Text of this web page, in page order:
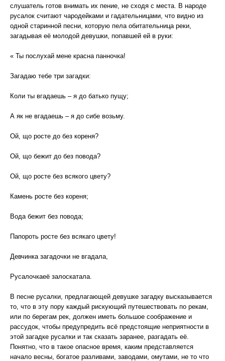
слушатель готов внимать их пение, не сходя с места. В народе
русалок считают чародейками и гадательницами, что видно из
одной старинной песни, которую пела обитательница реки,
загадывая её молодой девушки, попавшей ей в руки:
« Ты послухай мене красна панночка!
Загадаю тебе три загадки:
Коли ты вгадаешь – я до батько пущу;
А як не вгадаешь – я до сибе возьму.
Ой, що росте до без кореня?
Ой, що бежит до без повода?
Ой, що росте без всякого цвету?
Камень росте без кореня;
Вода бежит без повода;
Папороть росте без всякаго цвету!
Девчинка загадочки не вгадала,
Русалочкаеё залоскатала.
В песне русалки, предлагающей девушке загадку высказывается
то, что в эту пору каждый рискующий путешествовать по рекам,
или по берегам рек, должен иметь большое соображение и
рассудок, чтобы предупредить всё предстоящие неприятности в
этой загадке русалки и так сказать заранее, разгадать её.
Понятно, что в такое опасное время, каким представляется
начало весны, богатое разливами, заводами, омутами, не то что